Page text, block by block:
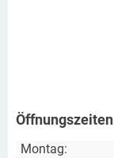
Öffnungszeiten
Montag: